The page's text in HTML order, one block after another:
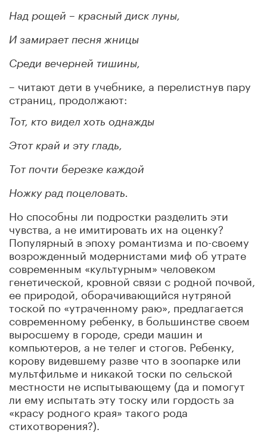
Над рощей – красный диск луны,
И замирает песня жницы
Среди вечерней тишины,
– читают дети в учебнике, а перелистнув пару
страниц, продолжают:
Тот, кто видел хоть однажды
Этот край и эту гладь,
Тот почти березке каждой
Ножку рад поцеловать.
Но способны ли подростки разделить эти
чувства, а не имитировать их на оценку?
Популярный в эпоху романтизма и по-своему
возрожденный модернистами миф об утрате
современным «культурным» человеком
генетической, кровной связи с родной почвой,
ее природой, оборачивающийся нутряной
тоской по «утраченному раю», предлагается
современному ребенку, в большинстве своем
выросшему в городе, среди машин и
компьютеров, а не телег и стогов. Ребенку,
корову видевшему разве что в зоопарке или
мультфильме и никакой тоски по сельской
местности не испытывающему (да и помогут
ли ему испытать эту тоску или гордость за
«красу родного края» такого рода
стихотворения?).